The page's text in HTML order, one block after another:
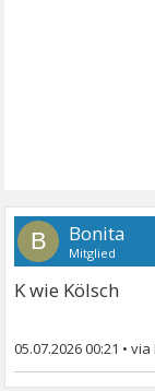
B Bonita
Mitglied
K wie Kölsch
05.07.2026 00:21 •